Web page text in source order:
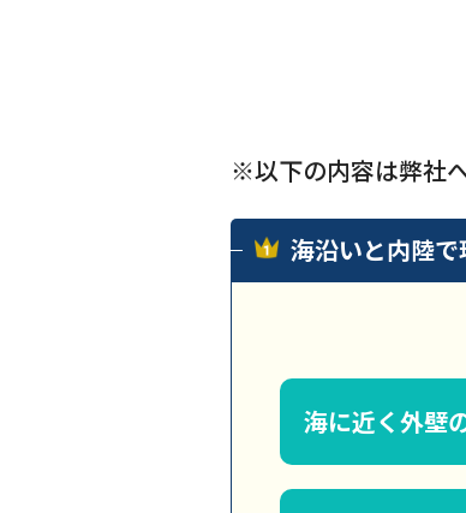
※以下の内容は弊社
海沿いと内陸
海に近く外壁